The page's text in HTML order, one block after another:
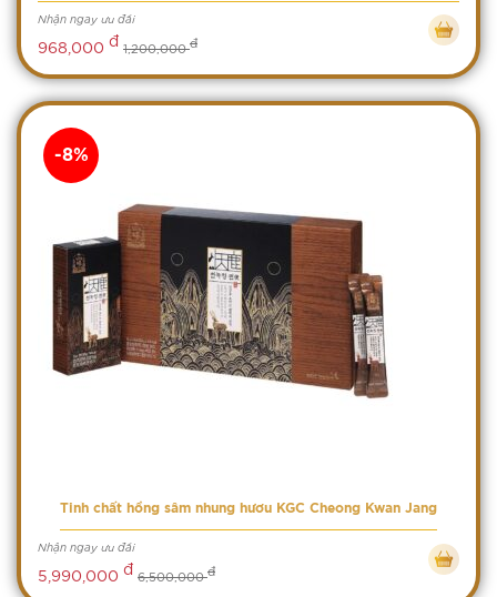
Nhận ngay ưu đãi
968,000 đ 1,200,000đ
Tinh chất hồng sâm nhung hươu KGC Cheong Kwan Jang
Nhận ngay ưu đãi
5,990,000 đ 6,500,000đ
-8%